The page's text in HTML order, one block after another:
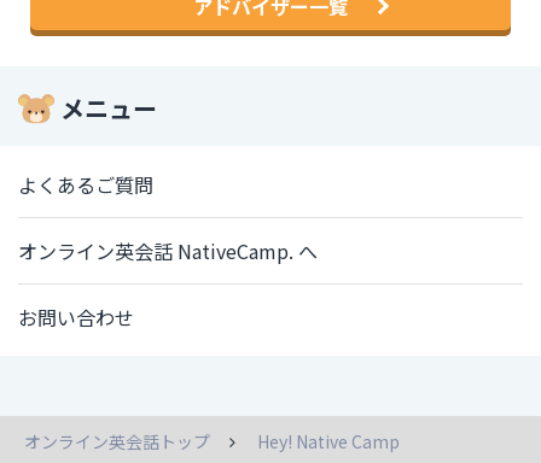
アドバイザー一覧
メニュー
よくあるご質問
オンライン英会話 NativeCamp. へ
お問い合わせ
オンライン英会話トップ
Hey! Native Camp